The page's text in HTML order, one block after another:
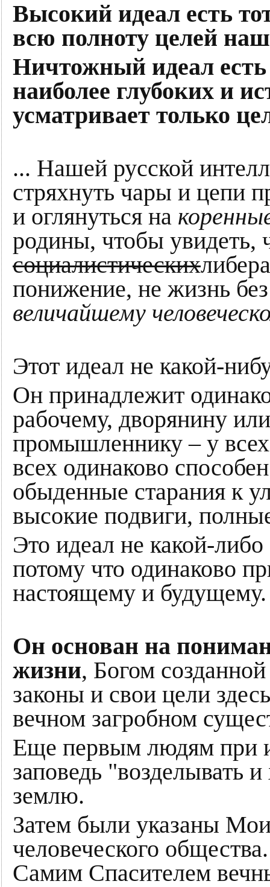
Высокий идеал есть
всю полноту целей
Ничтожный идеал есть
наиболее глубоких и
усматривает только
... Нашей русской
стряхнуть чары и цепи
и оглянуться на
родины, чтобы увидеть,
социалистических
понижение, не жизнь
величайшему
Этот идеал не какой-
Он принадлежит
рабочему, дворянину
промышленнику – у
всех одинаково
обыденные старания к
высокие подвиги,
Это идеал не какой-
потому что одинаково
настоящему и будущему.
Он основан на
жизни, Богом
законы и свои цели
вечном загробном
Еще первым людям при
заповедь "возделывать
землю.
Затем были указаны
человеческого
Самим Спасителем